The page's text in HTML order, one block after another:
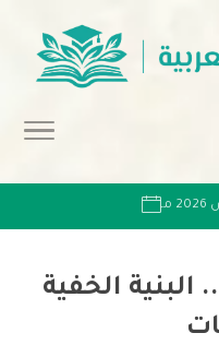
البنية الخفية